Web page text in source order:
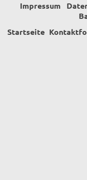
Impressum
Startseite